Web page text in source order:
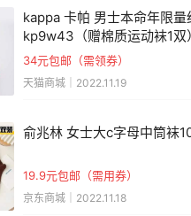
kappa 卡帕 男士本命年限
kp9w43（赠棉质运动袜1双）
34元包邮（需领券）
天猫商城｜2022.11.19
俞兆林 女士大c字母中筒袜
19.9元包邮（需用券）
京东商城｜2022.11.18